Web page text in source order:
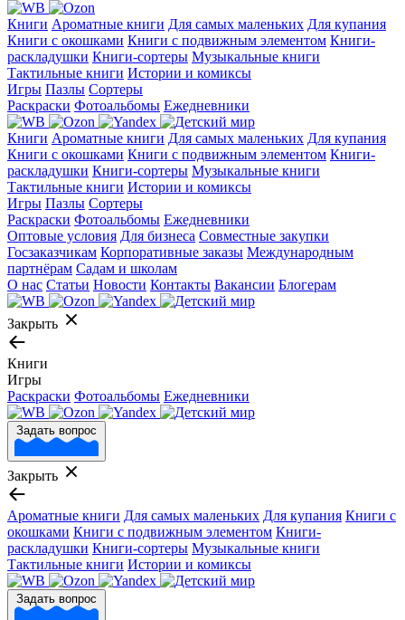
Книги Ароматные книги Для самых маленьких Для купания
Книги с окошками Книги с подвижным элементом Книги-
раскладушки Книги-сортеры Музыкальные книги
Тактильные книги Истории и комиксы
Игры Пазлы Сортеры
Раскраски Фотоальбомы Ежедневники
Книги Ароматные книги Для самых маленьких Для купания
Книги с окошками Книги с подвижным элементом Книги-
раскладушки Книги-сортеры Музыкальные книги
Тактильные книги Истории и комиксы
Игры Пазлы Сортеры
Раскраски Фотоальбомы Ежедневники
Оптовые условия Для бизнеса Совместные закупки
Госзаказчикам Корпоративные заказы Международным
партнёрам Садам и школам
О нас Статьи Новости Контакты Вакансии Блогерам
Закрыть
Книги
Игры
Раскраски Фотоальбомы Ежедневники
Задать вопрос
Закрыть
Ароматные книги Для самых маленьких Для купания Книги с
окошками Книги с подвижным элементом Книги-
раскладушки Книги-сортеры Музыкальные книги
Тактильные книги Истории и комиксы
Задать вопрос